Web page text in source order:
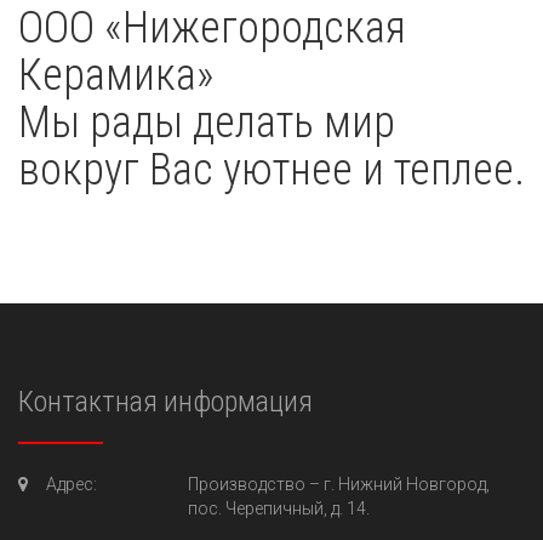
OOO «Нижегородская
Керамика»
Мы рады делать мир
вокруг Вас уютнее и теплее.
Контактная информация
Адрес: Производство – г. Нижний Новгород,
пос. Черепичный, д. 14.